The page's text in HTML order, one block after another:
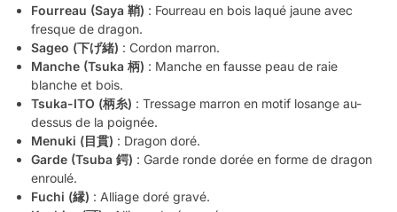
Fourreau (Saya 鞘) : Fourreau en bois laqué jaune avec
fresque de dragon.
Sageo (下げ緒) : Cordon marron.
Manche (Tsuka 柄) : Manche en fausse peau de raie
blanche et bois.
Tsuka-ITO (柄糸) : Tressage marron en motif losange au-
dessus de la poignée.
Menuki (目貫) : Dragon doré.
Garde (Tsuba 鍔) : Garde ronde dorée en forme de dragon
enroulé.
Fuchi (縁) : Alliage doré gravé.